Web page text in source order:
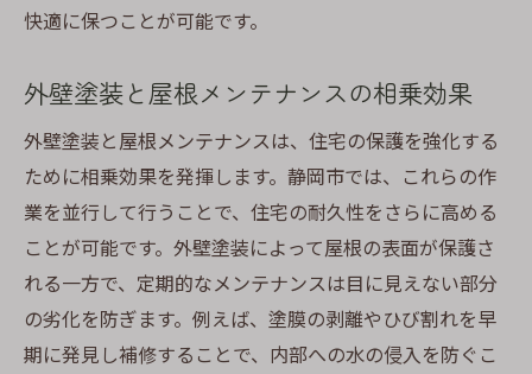
快適に保つことが可能です。
外壁塗装と屋根メンテナンスの相乗効果
外壁塗装と屋根メンテナンスは、住宅の保護を強化する
ために相乗効果を発揮します。静岡市では、これらの作
業を並行して行うことで、住宅の耐久性をさらに高める
ことが可能です。外壁塗装によって屋根の表面が保護さ
れる一方で、定期的なメンテナンスは目に見えない部分
の劣化を防ぎます。例えば、塗膜の剥離やひび割れを早
期に発見し補修することで、内部への水の侵入を防ぐこ